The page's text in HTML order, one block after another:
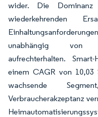
wider. Die Dominanz
wiederkehrenden
unabhängig von
aufrechterhalten.
einem CAGR von 10,03
wachsende
Verbraucherakzeptanz